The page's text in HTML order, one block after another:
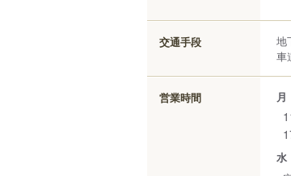
交通手段
地
車
営業時間
水